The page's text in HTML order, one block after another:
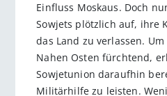
Einfluss Moskaus. Doch
Sowjets plötzlich auf, ihre
das Land zu verlassen.
Nahen Osten fürchtend,
Sowjetunion daraufhin
Militärhilfe zu leisten.